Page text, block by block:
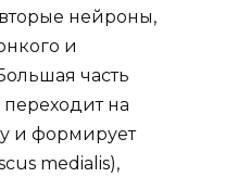
нейроны,
и
часть
на
и формирует
medialis),